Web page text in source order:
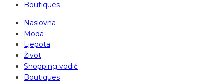
Boutiques
Naslovna
Moda
Ljepota
Život
Shopping vodič
Boutiques